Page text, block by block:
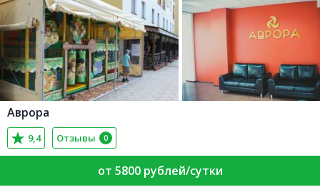
Аврора
9,4 Отзывы 0
от 5800 рублей/сутки